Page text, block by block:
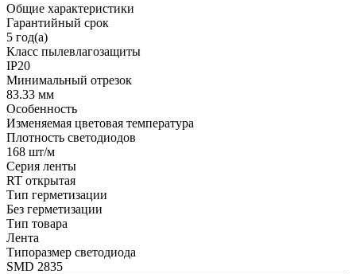
Общие характеристики
Гарантийный срок
5 год(а)
Класс пылевлагозащиты
IP20
Минимальный отрезок
83.33 мм
Особенность
Изменяемая цветовая температура
Плотность светодиодов
168 шт/м
Серия ленты
RT открытая
Тип герметизации
Без герметизации
Тип товара
Лента
Типоразмер светодиода
SMD 2835